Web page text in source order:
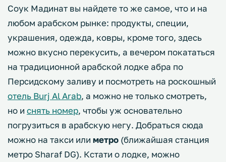
Соук Мадинат вы найдете то же самое, что и на
любом арабском рынке: продукты, специи,
украшения, одежда, ковры, кроме того, здесь
можно вкусно перекусить, а вечером покататься
на традиционной арабской лодке абра по
Персидскому заливу и посмотреть на роскошный
отель Burj Al Arab, а можно не только смотреть,
но и снять номер, чтобы уж основательно
погрузиться в арабскую негу. Добраться сюда
можно на такси или метро (ближайшая станция
метро Sharaf DG). Кстати о лодке, можно